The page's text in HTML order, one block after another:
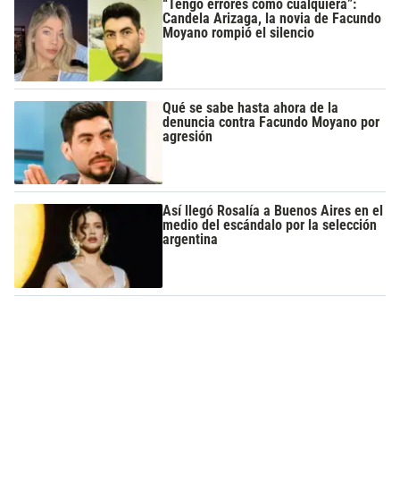
“Tengo errores como cualquiera”:
Candela Arizaga, la novia de Facundo
Moyano rompió el silencio
Qué se sabe hasta ahora de la
denuncia contra Facundo Moyano por
agresión
Así llegó Rosalía a Buenos Aires en el
medio del escándalo por la selección
argentina